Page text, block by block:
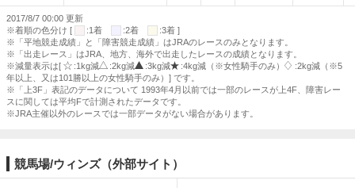
2017/8/7 00:00 更新
※着順の色分け [
:1着 :2着
:3着 ]
※「平地競走成績」と「障害競走成績」はJRAのレースのみとなります。
※「出走レース」はJRA、地方、海外で出走したレースの成績となります。
※減量表示は[
:1kg減 :2kg減 :3kg減 :4kg減（※女性騎手のみ）
:2kg減（※5
年以上、又は101勝以上の女性騎手のみ）] です。
※「上3F」表記のデータについて 1993年4月以前では一部のレースが上4F、障害レー
スに関しては平均Fで計測されたデータです。
※JRA主催以外のレースでは一部データがない場合があります。
競馬場/ウィンズ（外部サイト）